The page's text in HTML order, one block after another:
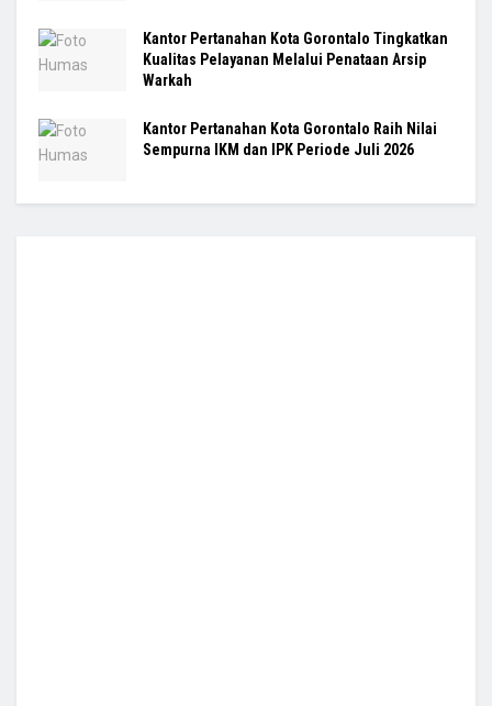
Kantor Pertanahan Kota Gorontalo Tingkatkan
Kualitas Pelayanan Melalui Penataan Arsip
Warkah
Kantor Pertanahan Kota Gorontalo Raih Nilai
Sempurna IKM dan IPK Periode Juli 2026